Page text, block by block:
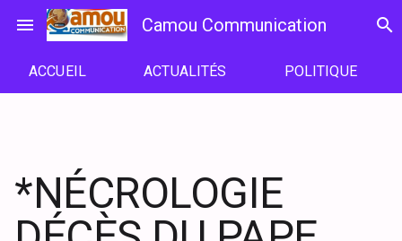
menu Camou Communication search
ACCUEIL ACTUALITÉS POLITIQUE
*NÉCROLOGIE